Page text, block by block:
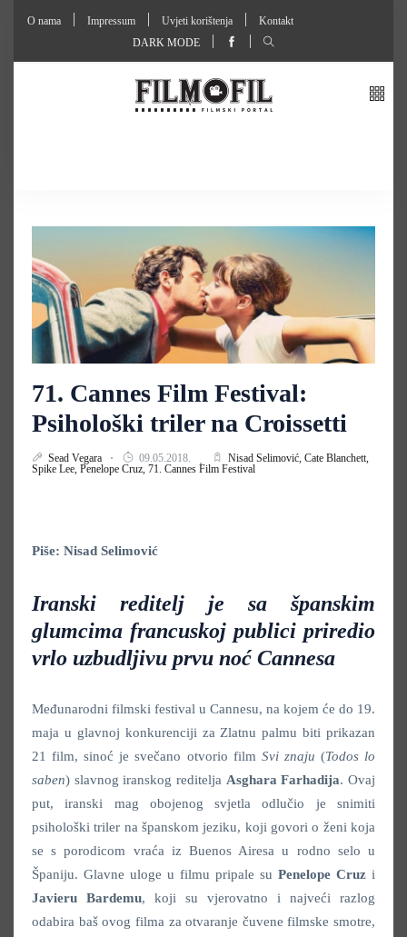
O nama Impressum Uvjeti korištenja
Kontakt
DARK MODE
71. Cannes Film Festival:
Psihološki triler na Croissetti
Sead Vegara 09.05.2018. Nisad Selimović, Cate Blanchett,
Spike Lee, Penelope Cruz, 71. Cannes Film Festival
Piše: Nisad Selimović
Iranski reditelj je sa španskim
glumcima francuskoj publici priredio
vrlo uzbudljivu prvu noć Cannesa
Međunarodni filmski festival u Cannesu, na kojem će do 19.
maja u glavnoj konkurenciji za Zlatnu palmu biti prikazan
21 film, sinoć je svečano otvorio film Svi znaju (Todos lo
saben) slavnog iranskog reditelja Asghara Farhadija. Ovaj
put, iranski mag obojenog svjetla odlučio je snimiti
psihološki triler na španskom jeziku, koji govori o ženi koja
se s porodicom vraća iz Buenos Airesa u rodno selo u
Španiju. Glavne uloge u filmu pripale su Penelope Cruz i
Javieru Bardemu, koji su vjerovatno i najveći razlog
odabira baš ovog filma za otvaranje čuvene filmske smotre,